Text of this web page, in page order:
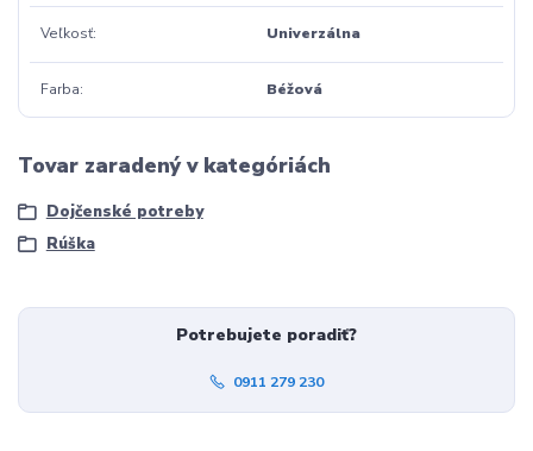
Veľkosť Univerzálna
Farba Béžová
Tovar zaradený v kategóriách
Dojčenské potreby
Rúška
Potrebujete poradiť?
0911 279 230